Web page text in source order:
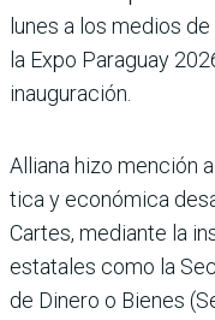
lunes a los medios
la Expo Paraguay
inauguración.
Alliana hizo mención
tica y económica
Cartes, mediante la
esta­tales como la
de Dinero o Bienes